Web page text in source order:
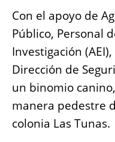
Con el apoyo de
Público, Personal
Investigación
Dirección de
un binomio
manera pedestre
colonia Las Tunas.